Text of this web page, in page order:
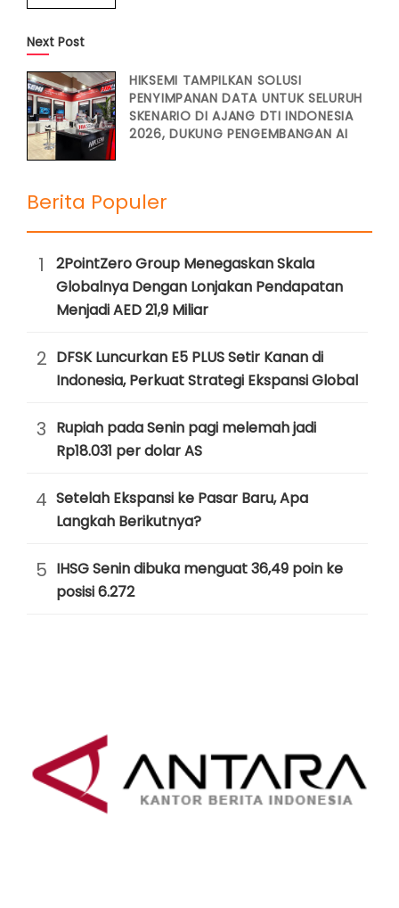
Next Post
HIKSEMI TAMPILKAN SOLUSI
PENYIMPANAN DATA UNTUK SELURUH
SKENARIO DI AJANG DTI INDONESIA
2026, DUKUNG PENGEMBANGAN AI
Berita Populer
1
2PointZero Group Menegaskan Skala
Globalnya Dengan Lonjakan Pendapatan
Menjadi AED 21,9 Miliar
2 DFSK Luncurkan E5 PLUS Setir Kanan di
Indonesia, Perkuat Strategi Ekspansi Global
3 Rupiah pada Senin pagi melemah jadi
Rp18.031 per dolar AS
4 Setelah Ekspansi ke Pasar Baru, Apa
Langkah Berikutnya?
5 IHSG Senin dibuka menguat 36,49 poin ke
posisi 6.272